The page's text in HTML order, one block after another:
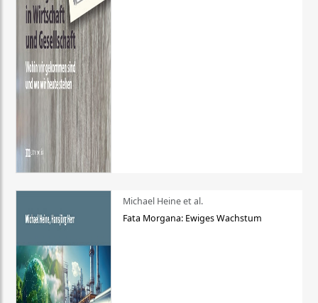
Michael Heine et al.
Fata Morgana: Ewiges Wachstum